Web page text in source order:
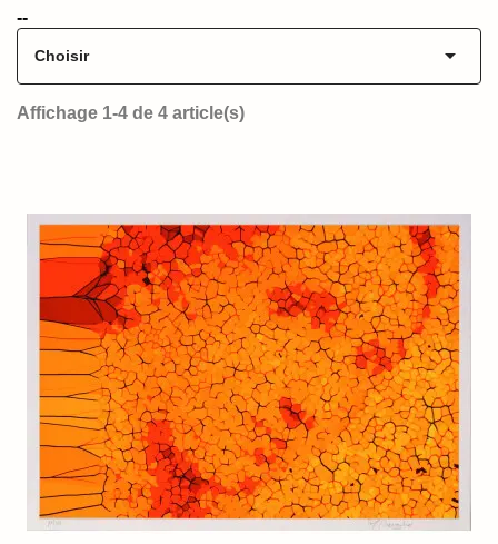
--
Choisir 
Affichage 1-4 de 4 article(s)